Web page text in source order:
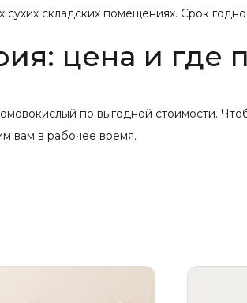
сухих складских помещениях. Срок
цена и где
по выгодной стоимости.
вам в рабочее время.